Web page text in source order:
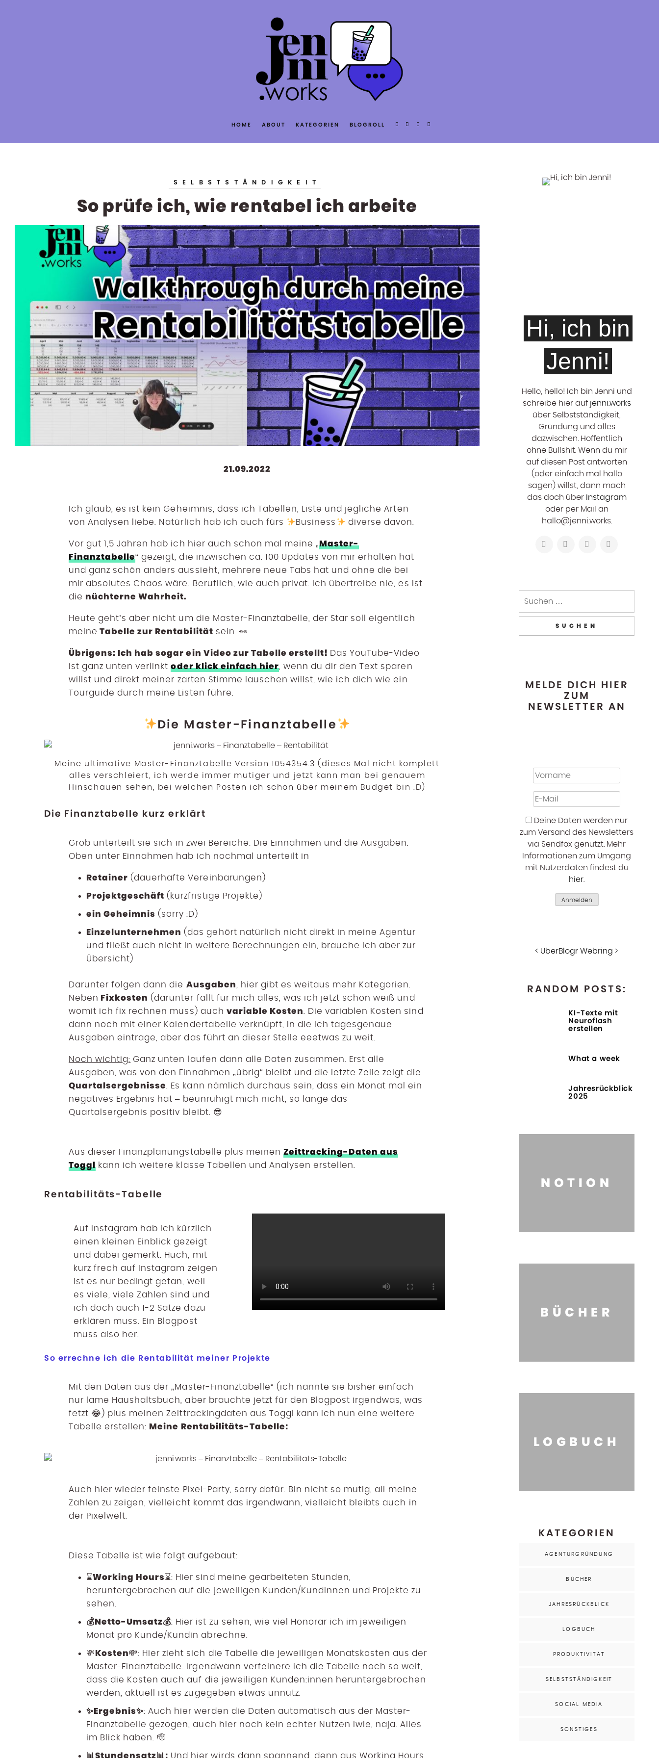
JENNI.WORKS
HOME ABOUT KATEGORIEN BLOGROLL
SELBSTSTÄNDIGKEIT
So prüfe ich, wie rentabel ich arbeite
21.09.2022
Ich glaub, es ist kein Geheimnis, dass ich Tabellen, Liste und jegliche Arten
von Analysen liebe. Natürlich hab ich auch fürs
Business diverse davon.
Vor gut 1,5 Jahren hab ich hier auch schon mal meine „Master-
Finanztabelle“ gezeigt, die inzwischen ca. 100 Updates von mir erhalten hat
und ganz schön anders aussieht, mehrere neue Tabs hat und ohne die bei
mir absolutes Chaos wäre. Beruflich, wie auch privat. Ich übertreibe nie, es ist
die nüchterne Wahrheit.
Heute geht’s aber nicht um die Master-Finanztabelle, der Star soll eigentlich
meine Tabelle zur Rentabilität sein. 👀
Übrigens: Ich hab sogar ein Video zur Tabelle erstellt! Das YouTube-Video
ist ganz unten verlinktoder klick einfach hier, wenn du dir den Text sparen
willst und direkt meiner zarten Stimme lauschen willst, wie ich dich wie ein
Tourguide durch meine Listen führe.
Die Master-Finanztabelle
Meine ultimative Master-Finanztabelle Version 1054354.3 (dieses Mal nicht komplett
alles verschleiert, ich werde immer mutiger und jetzt kann man bei genauem
Hinschauen sehen, bei welchen Posten ich schon über meinem Budget bin :D)
Die Finanztabelle kurz erklärt
Grob unterteilt sie sich in zwei Bereiche: Die Einnahmen und die Ausgaben.
Oben unter Einnahmen hab ich nochmal unterteilt in
Retainer (dauerhafte Vereinbarungen)
Projektgeschäft (kurzfristige Projekte)
ein Geheimnis (sorry :D)
Einzelunternehmen (das gehört natürlich nicht direkt in meine Agentur
und fließt auch nicht in weitere Berechnungen ein, brauche ich aber zur
Übersicht)
Darunter folgen dann die Ausgaben , hier gibt es weitaus mehr Kategorien.
Neben Fixkosten (darunter fällt für mich alles, was ich jetzt schon weiß und
womit ich fix rechnen muss) auch variable Kosten
. Die variablen Kosten sind
dann noch mit einer Kalendertabelle verknüpft, in die ich tagesgenaue
Ausgaben eintrage, aber das führt an dieser Stelle eeetwas zu weit.
Noch wichtig: Ganz unten laufen dann alle Daten zusammen. Erst alle
Ausgaben, was von den Einnahmen „übrig“ bleibt und die letzte Zeile zeigt die
Quartalsergebnisse . Es kann nämlich durchaus sein, dass ein Monat mal ein
negatives Ergebnis hat – beunruhigt mich nicht, so lange das
Quartalsergebnis positiv bleibt. 😎
Aus dieser Finanzplanungstabelle plus meinen Zeittracking-Daten aus
Toggl kann ich weitere klasse Tabellen und Analysen erstellen.
Rentabilitäts-Tabelle
Auf Instagram hab ich kürzlich
einen kleinen Einblick gezeigt
und dabei gemerkt: Huch, mit
kurz frech auf Instagram zeigen
ist es nur bedingt getan, weil
es viele, viele Zahlen sind und
ich doch auch 1-2 Sätze dazu
erklären muss. Ein Blogpost
muss also her.
So errechne ich die Rentabilität meiner Projekte
Mit den Daten aus der „Master-Finanztabelle“ (ich nannte sie bisher einfach
nur lame Haushaltsbuch, aber brauchte jetzt für den Blogpost irgendwas, was
fetzt 😂) plus meinen Zeittrackingdaten aus Toggl kann ich nun eine weitere
Tabelle erstellen: Meine Rentabilitäts-Tabelle:
Auch hier wieder feinste Pixel-Party, sorry dafür. Bin nicht so mutig, all meine
Zahlen zu zeigen, vielleicht kommt das irgendwann, vielleicht bleibts auch in
der Pixelwelt.
Diese Tabelle ist wie folgt aufgebaut:
⌛Working Hours ⌛: Hier sind meine gearbeiteten Stunden,
heruntergebrochen auf die jeweiligen Kunden/Kundinnen und Projekte zu
sehen.
💰Netto-Umsatz💰: Hier ist zu sehen, wie viel Honorar ich im jeweiligen
Monat pro Kunde/Kundin abrechne.
💸Kosten💸: Hier zieht sich die Tabelle die jeweiligen Monatskosten aus der
Master-Finanztabelle. Irgendwann verfeinere ich die Tabelle noch so weit,
dass die Kosten auch auf die jeweiligen Kunden:innen heruntergebrochen
werden, aktuell ist es zugegeben etwas unnütz.
✨Ergebnis✨: Auch hier werden die Daten automatisch aus der Master-
Finanztabelle gezogen, auch hier noch kein echter Nutzen iwie, naja. Alles
im Blick haben. 🫡
📊Stundensatz📊: Und hier wirds dann spannend, denn aus Working Hours
Hi, ich bin
Jenni!
Hello, hello! ‍Ich bin Jenni und
schreibe hier auf jenni.works
über Selbstständigkeit,
Gründung und alles
dazwischen. Hoffentlich
ohne Bullshit. Wenn du mir
auf diesen Post antworten
(oder einfach mal hallo
sagen) willst, dann mach
das doch über Instagram
oder per Mail an
hallo@jenni.works.
MELDE DICH HIER
ZUM
NEWSLETTER AN
Deine Daten werden nur
zum Versand des Newsletters
via Sendfox genutzt. Mehr
Informationen zum Umgang
mit Nutzerdaten findest du
hier
Anmelden
< UberBlogr Webring >
RANDOM POSTS:
KI-Texte mit
Neuroflash
erstellen
What a week
Jahresrückblick
2025
NOTION
BÜCHER
LOGBUCH
KATEGORIEN
AGENTURGRÜNDUNG
BÜCHER
JAHRESRÜCKBLICK
LOGBUCH
PRODUKTIVITÄT
SELBSTSTÄNDIGKEIT
SOCIAL MEDIA
SONSTIGES